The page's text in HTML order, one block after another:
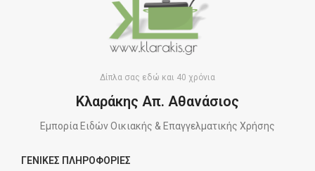
Δίπλα σας εδώ και 40 χρόνια
Κλαράκης Απ. Αθανάσιος
Εμπορία Ειδών Οικιακής & Επαγγελματικής Χρήσης
ΓΕΝΙΚΕΣ ΠΛΗΡΟΦΟΡΙΕΣ